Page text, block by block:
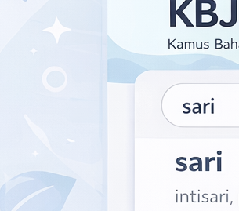
Halaman Depan
Panduan Penggunaan